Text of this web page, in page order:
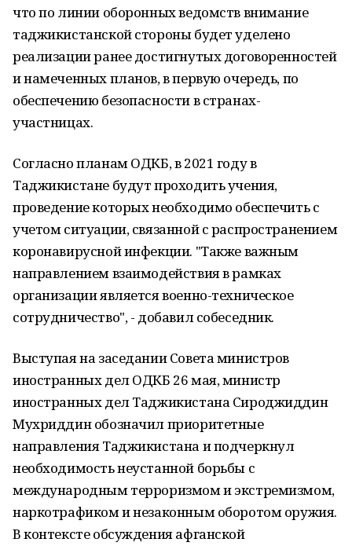
что по линии оборонных ведомств внимание
таджикистанской стороны будет уделено
реализации ранее достигнутых договоренностей
и намеченных планов, в первую очередь, по
обеспечению безопасности в странах-
участницах.
Согласно планам ОДКБ, в 2021 году в
Таджикистане будут проходить учения,
проведение которых необходимо обеспечить с
учетом ситуации, связанной с распространением
коронавирусной инфекции. "Также важным
направлением взаимодействия в рамках
организации является военно-техническое
сотрудничество", - добавил собеседник.
Выступая на заседании Совета министров
иностранных дел ОДКБ 26 мая, министр
иностранных дел Таджикистана Сироджиддин
Мухриддин обозначил приоритетные
направления Таджикистана и подчеркнул
необходимость неустанной борьбы с
международным терроризмом и экстремизмом,
наркотрафиком и незаконным оборотом оружия.
В контексте обсуждения афганской